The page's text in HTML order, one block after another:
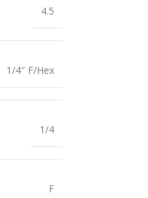
4.5
1/4″ F/Hex
1/4
F